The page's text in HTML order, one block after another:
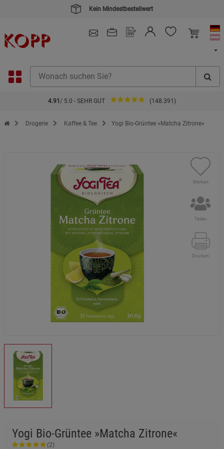
Kein Mindestbestellwert
4.91 / 5.0 - SEHR GUT (148.391)
Zur Startseite des Kopp Verlag Online-Shop
Drogerie Kaffee & Tee Yogi Bio-Grüntee »Matcha Zitrone«
Merken
Teilen
Drucken
Yogi Bio-Grüntee »Matcha Zitrone«
(2)